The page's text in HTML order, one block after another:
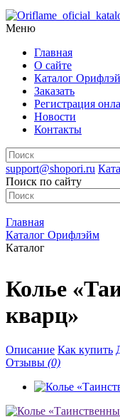
Меню
Главная
О сайте
Каталог
Заказать
Регистрация
Новости
Контакты
support@shopori.ru
Поиск по сайту
Главная
Каталог Орифлэйм
Каталог
Колье
кварц»
Описание Как купить
Отзывы (0)